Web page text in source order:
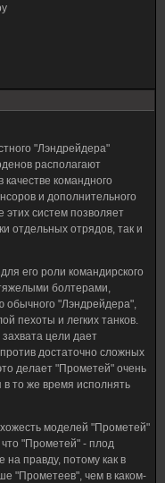
"Лэндрейдера"
располагают
командного
и дополнительного
этих систем позволяет
отдельных отрядов, так и
его роли командирского
болтерами,
обычного "Лэндрейдера",
пехоты и легких танков.
цели дает
достаточно сложных
делает "Прометей" очень
в то же время исполнять
моделей "Прометей"
что "Прометей" - плод
правду, потому как в
"Прометеев", чем в каком-